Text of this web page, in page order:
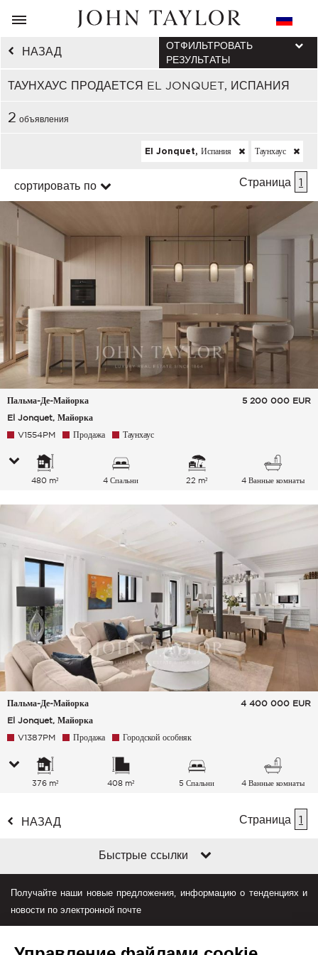
НАЗАД
ТАУНХАУС ПРОДАЕТСЯ EL JONQUET, ИСПАНИЯ
ОТФИЛЬТРОВАТЬ
РЕЗУЛЬТАТЫ
2 объявления
El Jonquet, Испания Таунхаус
сортировать по Страница 1
Пальма-Де-Майорка
El Jonquet, Майорка
5 200 000 EUR
V1554PM Продажа Таунхаус
480 m² 4 Спальни 22 m² 4 Ванные комнаты
Пальма-Де-Майорка
El Jonquet, Майорка
4 400 000 EUR
V1387PM Продажа Городской особняк
376 m² 408 m² 5 Спальни 4 Ванные комнаты
НАЗАД Страница 1
Быстрые ссылки
Получайте наши новые предложения, информацию о тенденциях и
новости по электронной почте